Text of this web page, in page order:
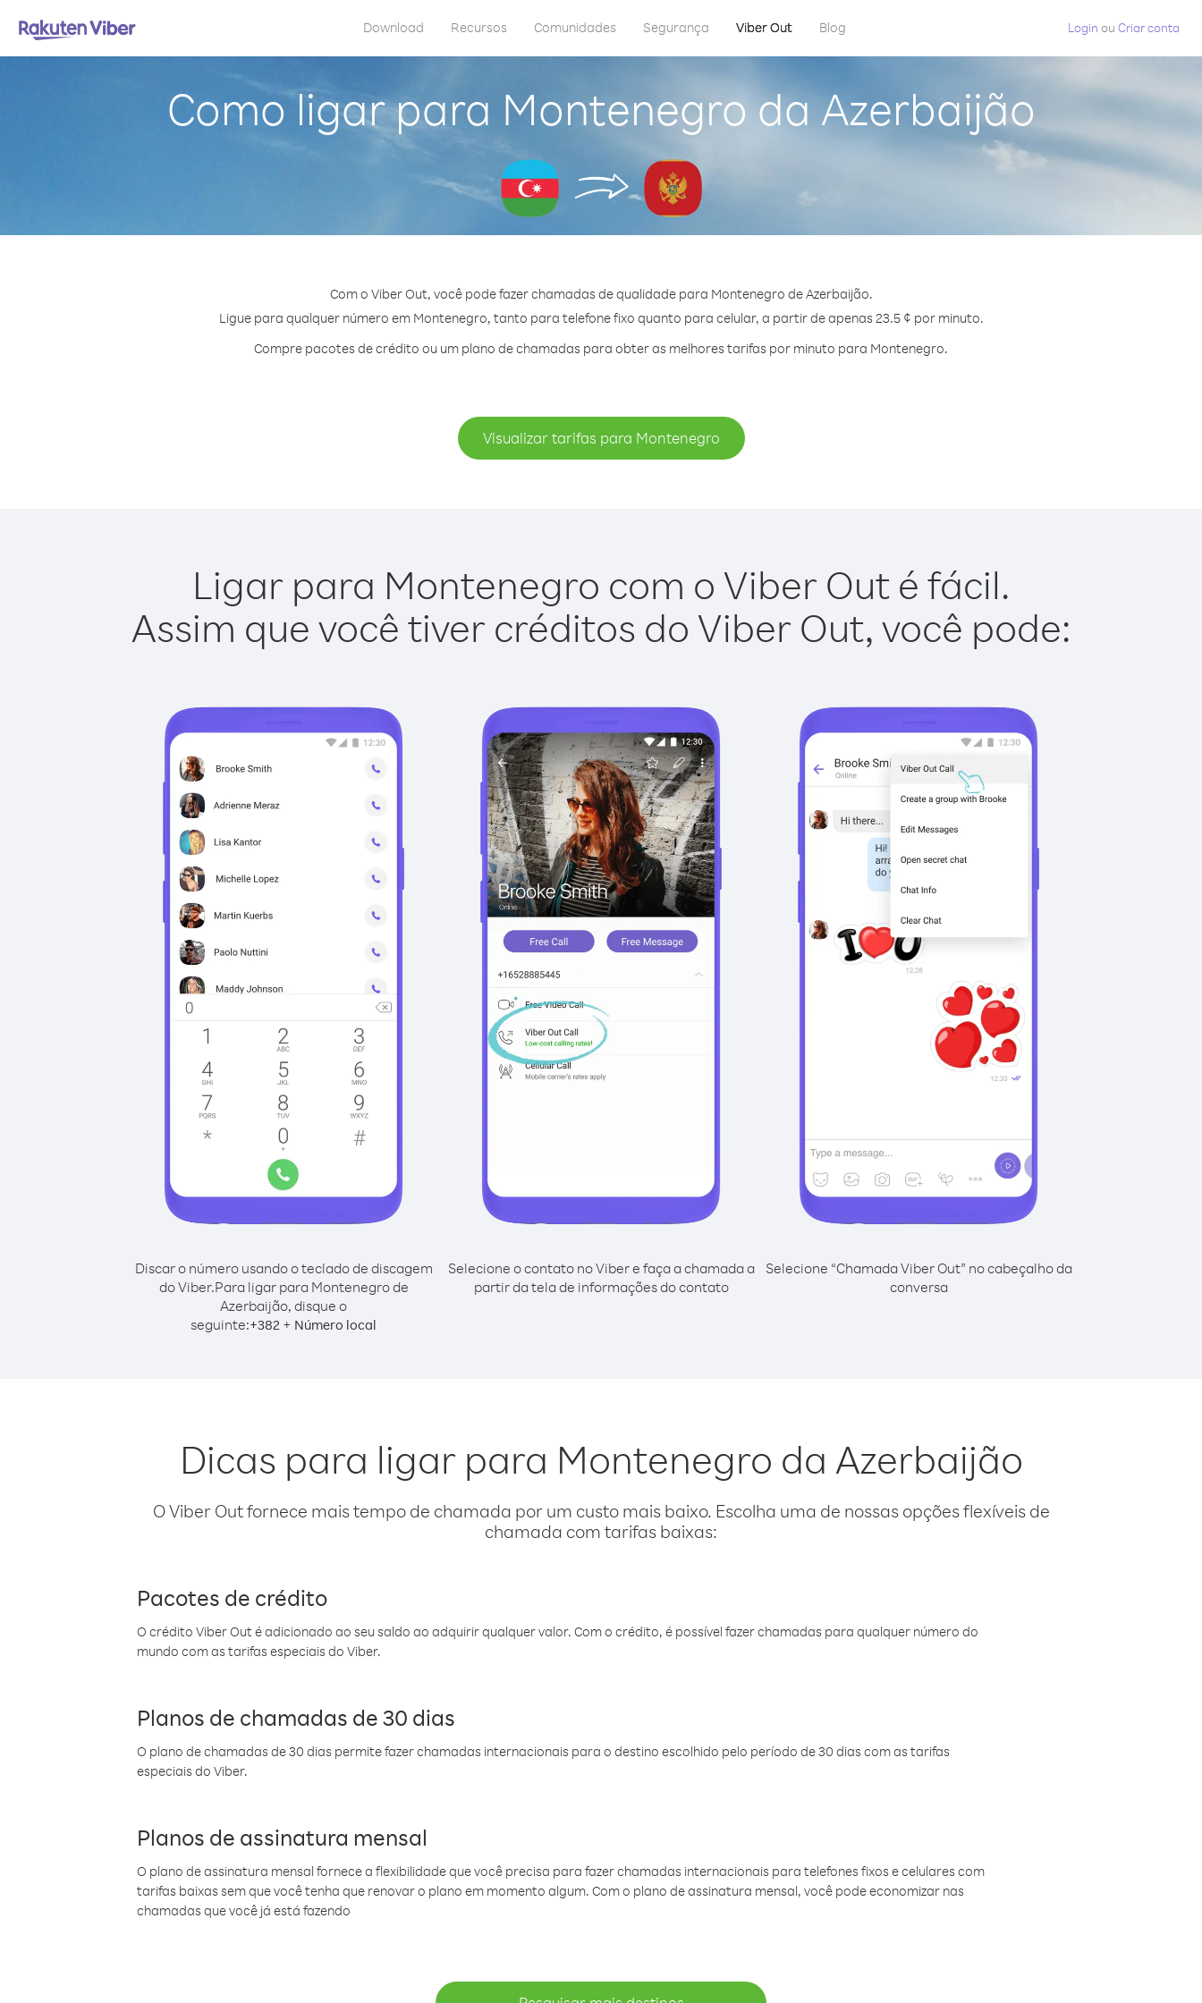
Download Recursos Comunidades Segurança Viber Out Blog Login ou Criar conta
Como ligar para Montenegro da Azerbaijão
Com o Viber Out, você pode fazer chamadas de qualidade para Montenegro de Azerbaijão.
Ligue para qualquer número em Montenegro, tanto para telefone fixo quanto para celular, a partir de apenas 23.5 ¢ por minuto.
Compre pacotes de crédito ou um plano de chamadas para obter as melhores tarifas por minuto para Montenegro.
Visualizar tarifas para Montenegro
Ligar para Montenegro com o Viber Out é fácil.
Assim que você tiver créditos do Viber Out, você pode:
Discar o número usando o teclado de discagem
do Viber.Para ligar para Montenegro de
Azerbaijão, disque o
seguinte:+382 + Número local
Selecione o contato no Viber e faça a chamada a
partir da tela de informações do contato
Selecione “Chamada Viber Out” no cabeçalho da
conversa
Dicas para ligar para Montenegro da Azerbaijão
O Viber Out fornece mais tempo de chamada por um custo mais baixo. Escolha uma de nossas opções flexíveis de
chamada com tarifas baixas:
Pacotes de crédito
O crédito Viber Out é adicionado ao seu saldo ao adquirir qualquer valor. Com o crédito, é possível fazer chamadas para qualquer número do
mundo com as tarifas especiais do Viber.
Planos de chamadas de 30 dias
O plano de chamadas de 30 dias permite fazer chamadas internacionais para o destino escolhido pelo período de 30 dias com as tarifas
especiais do Viber.
Planos de assinatura mensal
O plano de assinatura mensal fornece a flexibilidade que você precisa para fazer chamadas internacionais para telefones fixos e celulares com
tarifas baixas sem que você tenha que renovar o plano em momento algum. Com o plano de assinatura mensal, você pode economizar nas
chamadas que você já está fazendo